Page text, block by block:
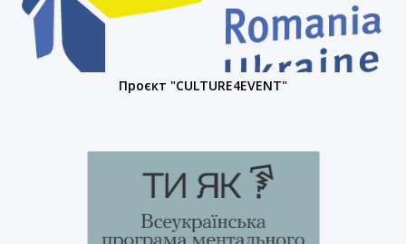
Проєкт "CULTURE4EVENT"